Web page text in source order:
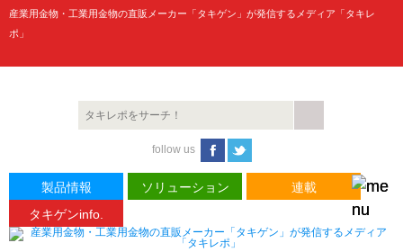
CATEGORY 製品情報
新製品ロケットニュース
ピックアップ製品
製品開発秘話
産業用金物・工業用金物の直販メーカー「タキゲン」が発信するメディア「タキレ
ポ」
follow us
製品情報 ソリューション
連載
タキゲンinfo.